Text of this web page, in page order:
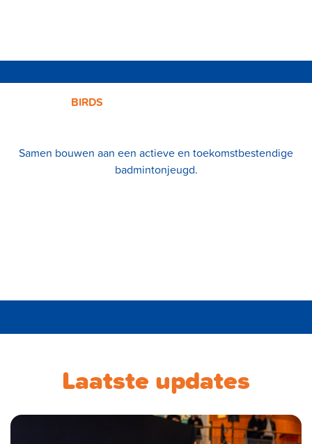
BIRDS
Samen bouwen aan een actieve en toekomstbestendige
badmintonjeugd.
Laatste updates